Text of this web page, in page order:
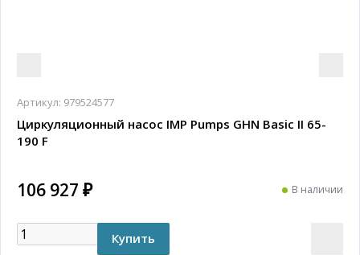
Артикул: 979524577
Циркуляционный насос IMP Pumps GHN Basic II 65-
190 F
106 927 ₽ В наличии